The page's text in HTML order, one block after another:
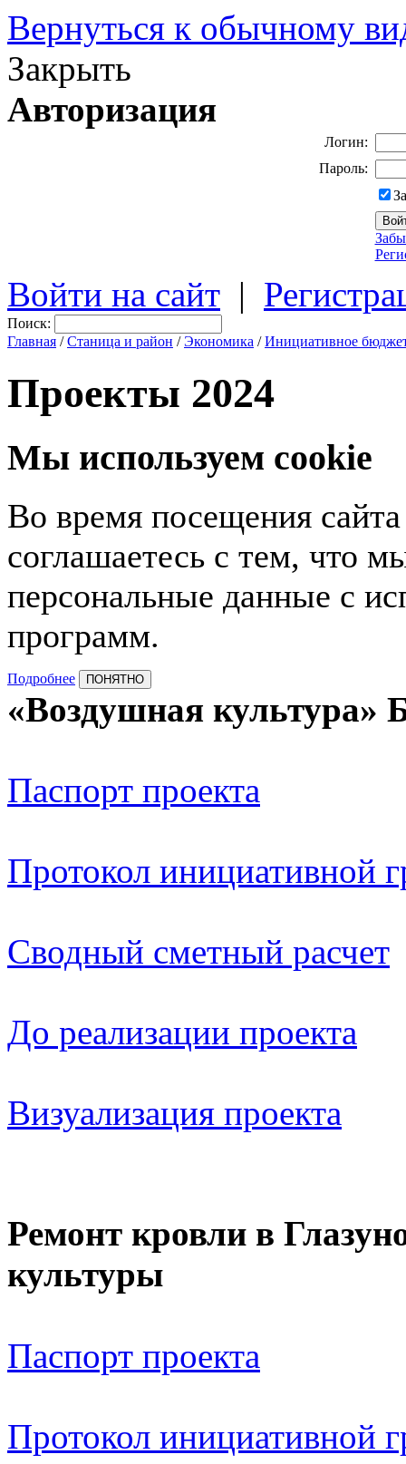
Вернуться к обычному
Закрыть
Авторизация
Логин:
Пароль:
Войти на сайт |
Поиск:
Главная /Станица и район /Экономика /Инициативное
Проекты 2024
Мы используем cookie
Во время посещения
соглашаетесь с тем, что
персональные данные с
программ.
Подробнее ПОНЯТНО
«Воздушная культура»
Паспорт проекта
Протокол инициативной
Сводный сметный расчет
До реализации проекта
Визуализация проекта
Ремонт кровли в
культуры
Паспорт проекта
Протокол инициативной